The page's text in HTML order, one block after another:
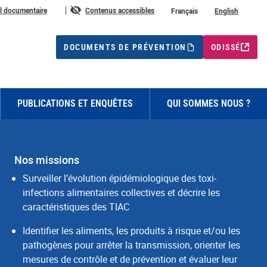
documentaire Contenus accessibles Français English
DOCUMENTS DE PRÉVENTION ODISSÉ
PUBLICATIONS ET ENQUÊTES QUI SOMMES NOUS ?
Nos missions
Surveiller l’évolution épidémiologique des toxi-
infections alimentaires collectives et décrire les
caractéristiques des TIAC
Identifier les aliments, les produits à risque et/ou les
pathogènes pour arrêter la transmission, orienter les
mesures de contrôle et de prévention et évaluer leur